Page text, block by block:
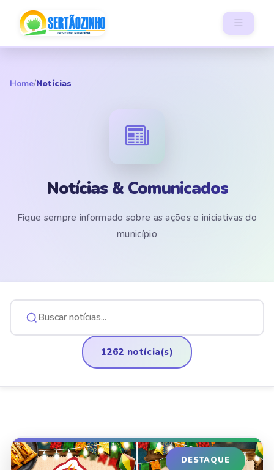
Home/Notícias
Notícias & Comunicados
Fique sempre informado sobre as ações e iniciativas do
município
1262 notícia(s)